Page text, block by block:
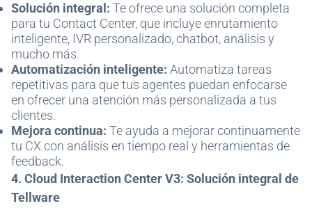
Solución integral: Te ofrece una solución completa
para tu Contact Center, que incluye enrutamiento
inteligente, IVR personalizado, chatbot, análisis y
mucho más.
Automatización inteligente: Automatiza tareas
repetitivas para que tus agentes puedan enfocarse
en ofrecer una atención más personalizada a tus
clientes.
Mejora continua: Te ayuda a mejorar continuamente
tu CX con análisis en tiempo real y herramientas de
feedback.
4. Cloud Interaction Center V3: Solución integral de
Tellware